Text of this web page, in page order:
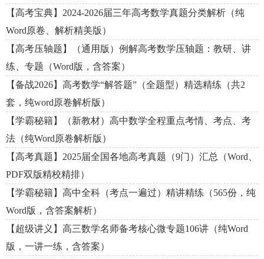
【高考宝典】2024-2026届三年高考数学真题分类解析（纯
Word原卷、解析精美版）
【高考压轴题】（通用版）例解高考数学压轴题：教研、讲
练、专题（Word版，含答案）
【备战2026】高考数学“解答题”（全题型）精选精练（共2
套，纯word原卷解析版）
【学霸秘籍】（新教材）高中数学全程重点考情、考点、考
法（纯Word原卷解析版）
【高考真题】2025届全国各地高考真题（9门）汇总（Word、
PDF双版精校精排）
【学霸秘籍】高中全科（考点一遍过）精讲精练（565份，纯
Word版，含答案解析）
【超级讲义】高三数学名师备考核心微专题106讲（纯Word
版，一讲一练，含答案）